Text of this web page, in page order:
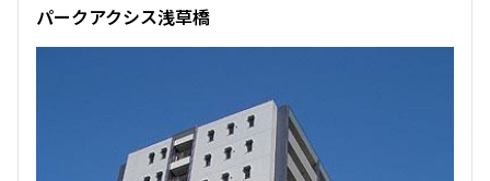
検索対象お部屋数
お部屋を再検索
パークアクシス浅草橋